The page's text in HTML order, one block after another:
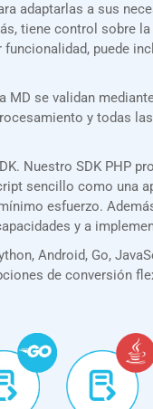
adaptarlas a sus
tiene control sobre
puede
se validan
y todas
Nuestro SDK PHP
sencillo como una
esfuerzo.
y a
Android, Go,
de conversión